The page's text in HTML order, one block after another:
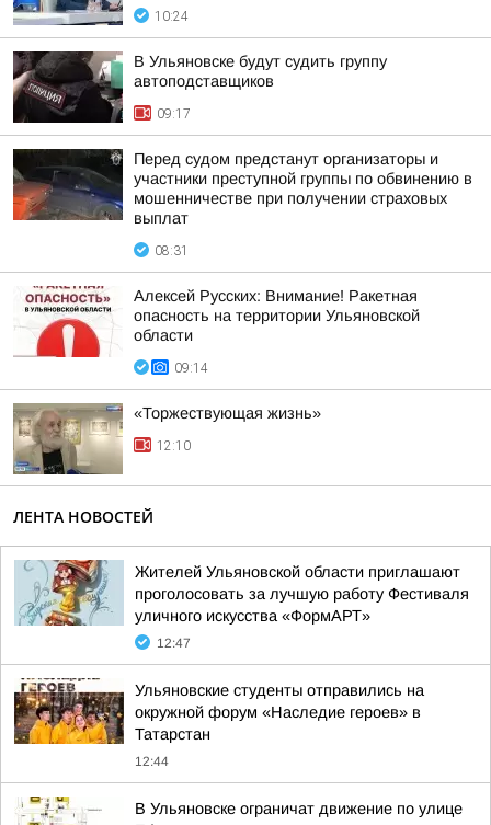
10:24
В Ульяновске будут судить группу
автоподставщиков
09:17
Перед судом предстанут организаторы и
участники преступной группы по обвинению в
мошенничестве при получении страховых
выплат
08:31
Алексей Русских: Внимание! Ракетная
опасность на территории Ульяновской
области
09:14
«Торжествующая жизнь»
12:10
ЛЕНТА НОВОСТЕЙ
Жителей Ульяновской области приглашают
проголосовать за лучшую работу Фестиваля
уличного искусства «ФормАРТ»
12:47
Ульяновские студенты отправились на
окружной форум «Наследие героев» в
Татарстан
12:44
В Ульяновске ограничат движение по улице